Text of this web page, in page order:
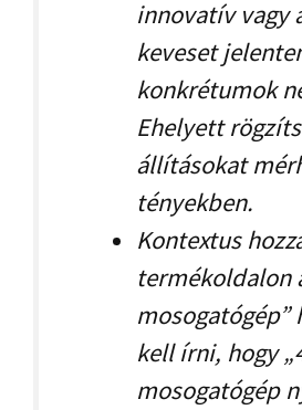
innovatív vagy
keveset
konkrétumok
Ehelyett
állításokat
tényekben.
Kontextus
termékoldalon
mosogatógép”
kell írni, hogy
mosogatógép